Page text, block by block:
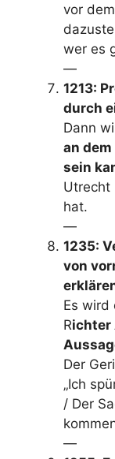
vor
wer es
—
1213:
durch
Dann
an
sein
Utrecht
hat.
—
1235:
von
Es wird
Richter
Der
„Ich
/ Der
—